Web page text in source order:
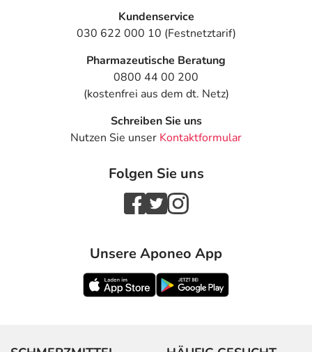
Kundenservice
030 622 000 10 (Festnetztarif)
Pharmazeutische Beratung
0800 44 00 200
(kostenfrei aus dem dt. Netz)
Schreiben Sie uns
Nutzen Sie unser Kontaktformular
Folgen Sie uns
Unsere Aponeo App